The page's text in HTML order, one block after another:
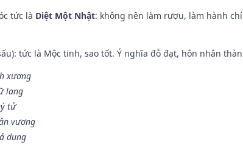
tức là Diệt Một Nhật: không nên làm rượu, làm hành
tức là Mộc tinh, sao tốt. Ý nghĩa đỗ đạt, hôn nhân
xương
lang
tử
vương
dụng